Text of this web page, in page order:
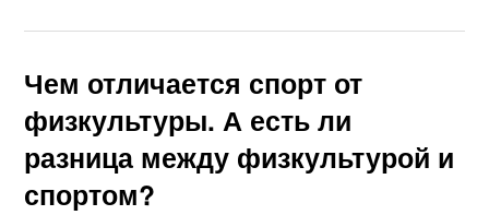
Чем отличается спорт от
физкультуры. А есть ли
разница между физкультурой и
спортом?